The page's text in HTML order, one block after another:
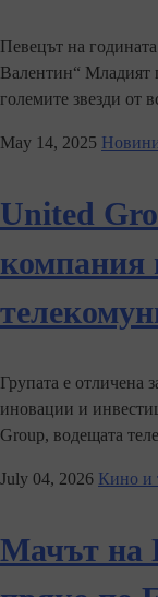
Певецът на
Валентин“ Младият
големите звезди от
May 14, 2025
United
компания
Групата е отличена
иновации и
Group, водещата
July 04, 2026 Кино и
Мачът на